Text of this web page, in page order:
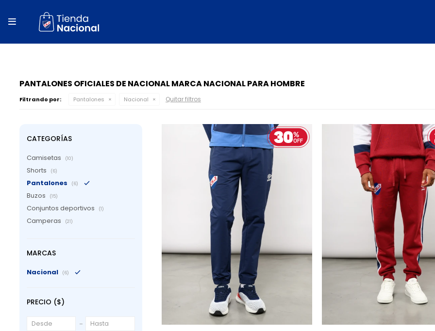

PANTALONES OFICIALES DE NACIONAL MARCA NACIONAL PARA HOMBRE
Filtrando por: Pantalones Nacional Quitar filtros
AGREGAR AL CARRITO AGREGAR AL CARRITO
CATEGORÍAS
Camisetas (10)
Shorts (6)
Pantalones (6)
Buzos (15)
Conjuntos deportivos (1)
Camperas (21)
MARCAS
Nacional (6)
PRECIO ($)
close
local_shipping
percent